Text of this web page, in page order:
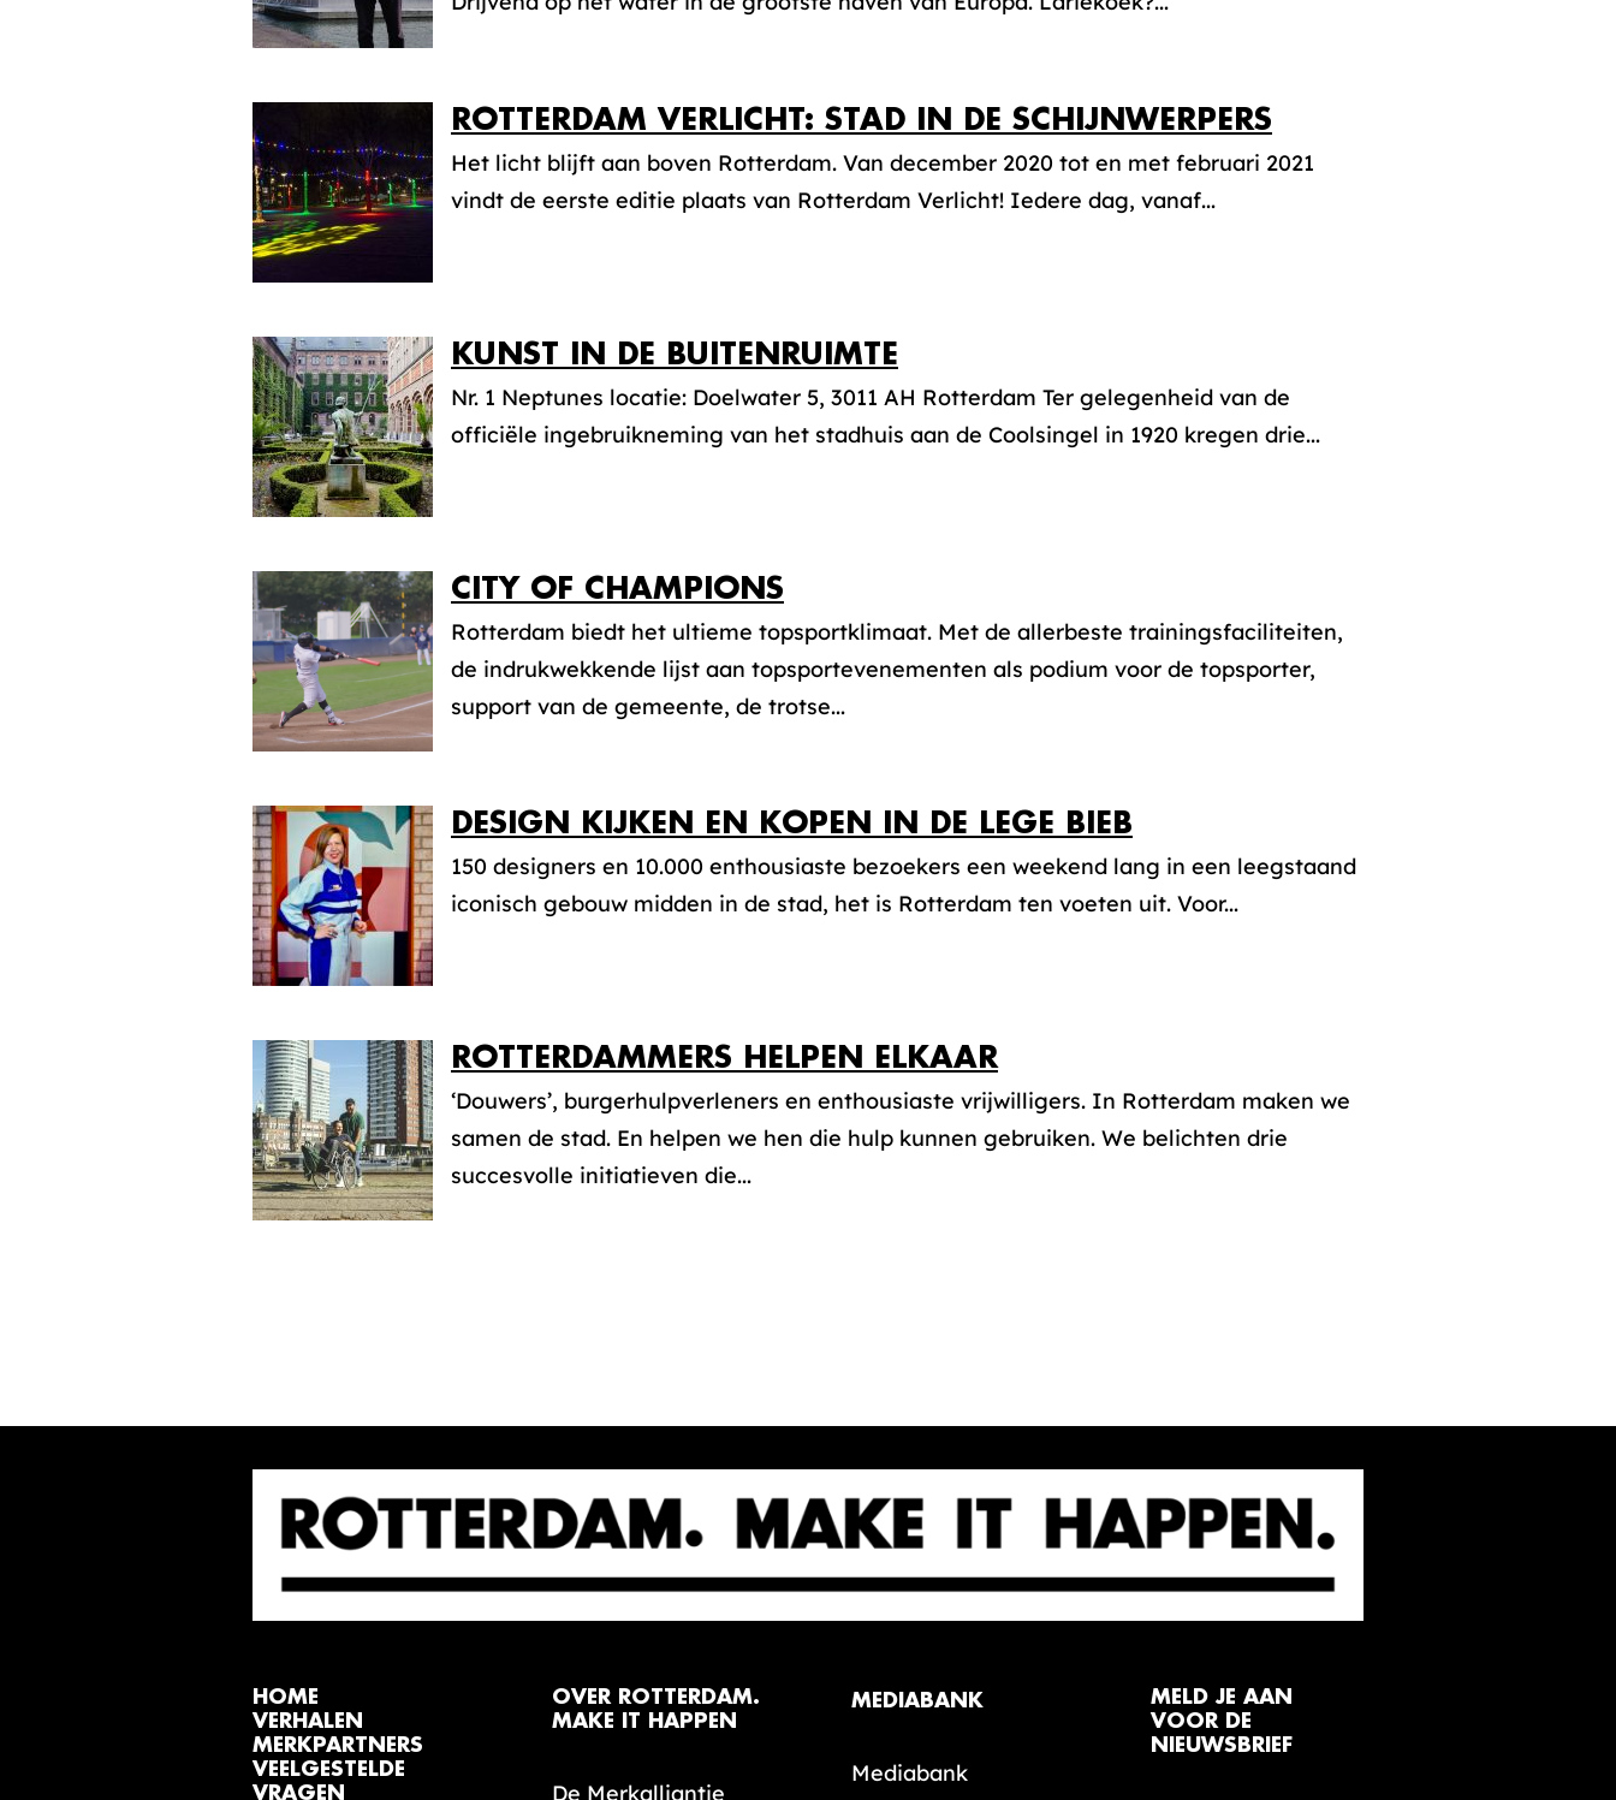
ROTTERDAM VERLICHT: STAD IN DE SCHIJNWERPERS
Het licht blijft aan boven Rotterdam. Van december 2020 tot en met februari 2021
vindt de eerste editie plaats van Rotterdam Verlicht! Iedere dag, vanaf...
KUNST IN DE BUITENRUIMTE
Nr. 1 Neptunes locatie: Doelwater 5, 3011 AH Rotterdam Ter gelegenheid van de
officiële ingebruikneming van het stadhuis aan de Coolsingel in 1920 kregen drie...
CITY OF CHAMPIONS
Rotterdam biedt het ultieme topsportklimaat. Met de allerbeste trainingsfaciliteiten,
de indrukwekkende lijst aan topsportevenementen als podium voor de topsporter,
support van de gemeente, de trotse...
DESIGN KIJKEN EN KOPEN IN DE LEGE BIEB
150 designers en 10.000 enthousiaste bezoekers een weekend lang in een leegstaand
iconisch gebouw midden in de stad, het is Rotterdam ten voeten uit. Voor...
ROTTERDAMMERS HELPEN ELKAAR
‘Douwers’, burgerhulpverleners en enthousiaste vrijwilligers. In Rotterdam maken we
samen de stad. En helpen we hen die hulp kunnen gebruiken. We belichten drie
succesvolle initiatieven die...
HOME
VERHALEN
MERKPARTNERS
VEELGESTELDE
VRAGEN
OVER ROTTERDAM.
MAKE IT HAPPEN
De Merkalliantie
MEDIABANK
Mediabank
MELD JE AAN
VOOR DE
NIEUWSBRIEF